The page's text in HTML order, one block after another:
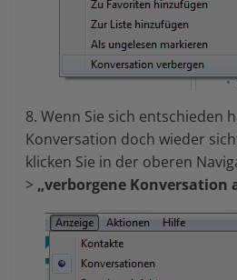
8. Wenn Sie sich entschieden
Konversation doch wieder
klicken Sie in der oberen
> „verborgene Konversation